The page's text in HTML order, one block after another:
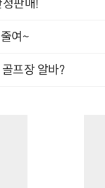
판매!
여~
프장 알바?